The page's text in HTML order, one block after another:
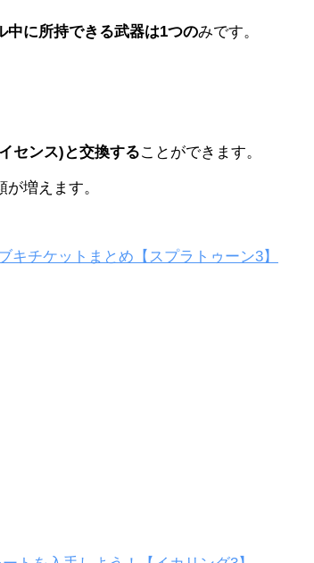
中に所持できる武器は1つのみです。
センス)と交換することができます。
増えます。
チケットまとめ【スプラトゥーン3】